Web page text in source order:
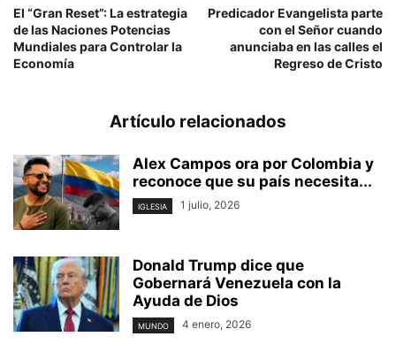
El “Gran Reset”: La estrategia
de las Naciones Potencias
Mundiales para Controlar la
Economía
Predicador Evangelista parte
con el Señor cuando
anunciaba en las calles el
Regreso de Cristo
Artículo relacionados
Alex Campos ora por Colombia y
reconoce que su país necesita...
IGLESIA 1 julio, 2026
Donald Trump dice que
Gobernará Venezuela con la
Ayuda de Dios
MUNDO 4 enero, 2026